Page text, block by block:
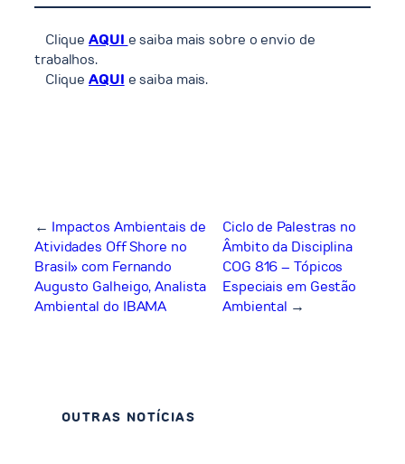
Clique AQUI e saiba mais sobre o envio de
trabalhos.
Clique AQUI e saiba mais.
← Impactos Ambientais de
Atividades Off Shore no
Brasil» com Fernando
Augusto Galheigo, Analista
Ambiental do IBAMA
Ciclo de Palestras no
Âmbito da Disciplina
COG 816 – Tópicos
Especiais em Gestão
Ambiental →
OUTRAS NOTÍCIAS